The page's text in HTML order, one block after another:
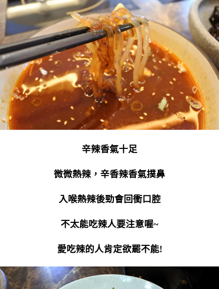
辛辣香氣十足
微微熱辣，辛香辣香氣撲鼻
入喉熱辣後勁會回衝口腔
不太能吃辣人要注意喔~
愛吃辣的人肯定欲罷不能!